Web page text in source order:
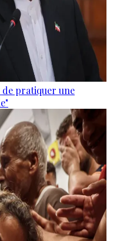
de pratiquer une